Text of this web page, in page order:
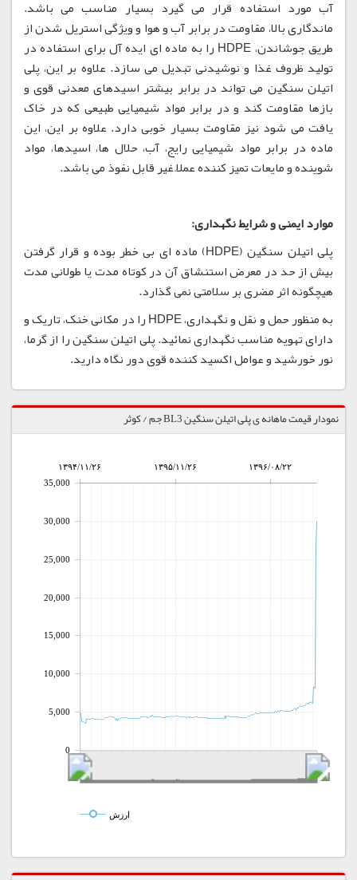
آب مورد استفاده قرار می گیرد بسیار مناسب می باشد.
ماندگاری بالا، مقاومت در برابر آب و هوا و ویژگی استریل شدن از
طریق جوشاندن، HDPE را به ماده ای ایده آل برای استفاده در
تولید ظروف غذا و نوشیدنی تبدیل می سازد. علاوه بر این، پلی
اتیلن سنگین می تواند در برابر بیشتر اسیدهای معدنی قوی و
بازها مقاومت کند و در برابر مواد شیمیایی طبیعی که در خاک
یافت می شود نیز مقاومت بسیار خوبی دارد. علاوه بر این، این
ماده در برابر مواد شیمیایی رایج، آب، حلال ها، اسیدها، مواد
شوینده و مایعات تمیز کننده عملاً غیر قابل نفوذ می باشد.
موارد ایمنی و شرایط نگهداری:
پلی اتیلن سنگین (HDPE) ماده ای بی خطر بوده و قرار گرفتن
بیش از حد در معرض استنشاق آن در کوتاه مدت یا طولانی مدت
هیچگونه اثر مضری بر سلامتی نمی گذارد.
به منظور حمل و نقل و نگهداری، HDPE را در مکانی خنک، تاریک و
دارای تهویه مناسب نگهداری نمائید. پلی اتیلن سنگین را از گرما،
نور خورشید و عوامل اکسید کننده قوی دور نگاه دارید.
نمودار قیمت ماهانه ی پلی اتیلن سنگین BL3 جم / کوثر
۱۳۹۴/۱۱/۲۶ ۱۳۹۵/۱۱/۲۶ ۱۳۹۶/۰۸/۲۲
0
5,000
10,000
15,000
20,000
25,000
30,000
35,000
ارزش